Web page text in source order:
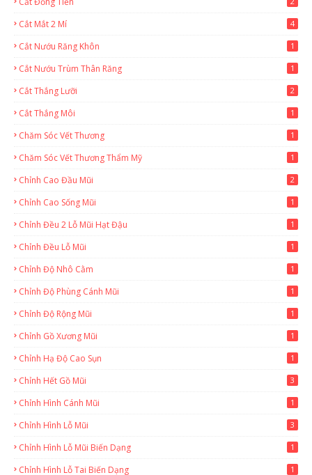
Cắt Mắt 2 Mí 4
Cắt Nướu Răng Khôn 1
Cắt Nướu Trùm Thân Răng 1
Cắt Thắng Lưỡi 2
Cắt Thắng Môi 1
Chăm Sóc Vết Thương 1
Chăm Sóc Vết Thương Thẩm Mỹ 1
Chỉnh Cao Đầu Mũi 2
Chỉnh Cao Sống Mũi 1
Chỉnh Đều 2 Lỗ Mũi Hạt Đậu 1
Chỉnh Đều Lỗ Mũi 1
Chỉnh Độ Nhô Cằm 1
Chỉnh Độ Phùng Cánh Mũi 1
Chỉnh Độ Rộng Mũi 1
Chỉnh Gồ Xương Mũi 1
Chỉnh Hạ Độ Cao Sụn 1
Chỉnh Hết Gồ Mũi 3
Chỉnh Hình Cánh Mũi 1
Chỉnh Hình Lỗ Mũi 3
Chỉnh Hình Lỗ Mũi Biến Dạng 1
Chỉnh Hình Lỗ Tai Biến Dạng 1